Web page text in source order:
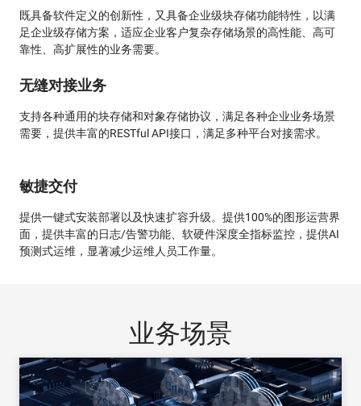
既具备软件定义的创新性，又具备企业级块存储功能特性，以满
足企业级存储方案，适应企业客户复杂存储场景的高性能、高可
靠性、高扩展性的业务需要。
无缝对接业务
支持各种通用的块存储和对象存储协议，满足各种企业业务场景
需要，提供丰富的RESTful API接口，满足多种平台对接需求。
敏捷交付
提供一键式安装部署以及快速扩容升级。提供100%的图形运营界
面，提供丰富的日志/告警功能、软硬件深度全指标监控，提供AI
预测式运维，显著减少运维人员工作量。
业务场景